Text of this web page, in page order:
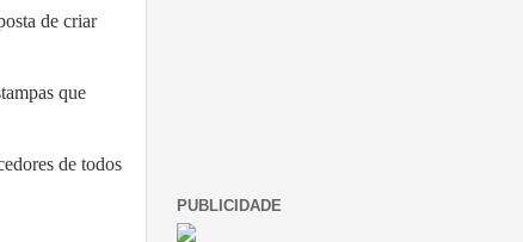
de criar
que
de todos
PUBLICIDADE